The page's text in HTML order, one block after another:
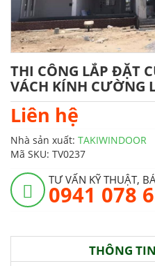
THI CÔNG LẮP ĐẶT
VÁCH KÍNH CƯỜNG
Liên hệ
Nhà sản xuất: TAKIWINDOOR
Mã SKU: TV0237
TƯ VẤN KỸ THUẬT,
0941 078
THÔNG